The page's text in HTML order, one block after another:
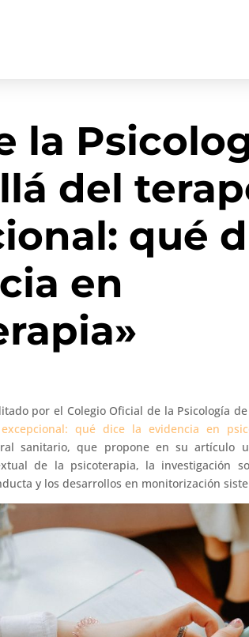
la
del
qué
en
por el Colegio Oficial de la Psicología
qué dice la evidencia en
sanitario, que propone en su artículo
de la psicoterapia, la investigación
y los desarrollos en monitorización